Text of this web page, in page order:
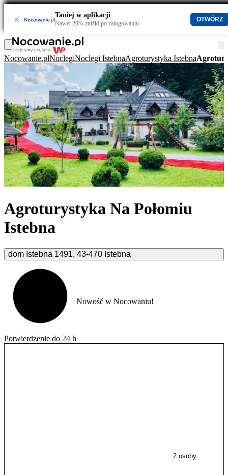
× Taniej w aplikacji
Nawet 20% zniżki po zalogowaniu
OTWÓRZ
Nocowanie.plNoclegiNoclegi IstebnaAgroturystyka Istebna
Agroturystyka Na Połomiu
Istebna
dom Istebna 1491, 43-470 Istebna
Potwierdzenie do 24 h
Nowość w Nocowaniu!
2 osoby